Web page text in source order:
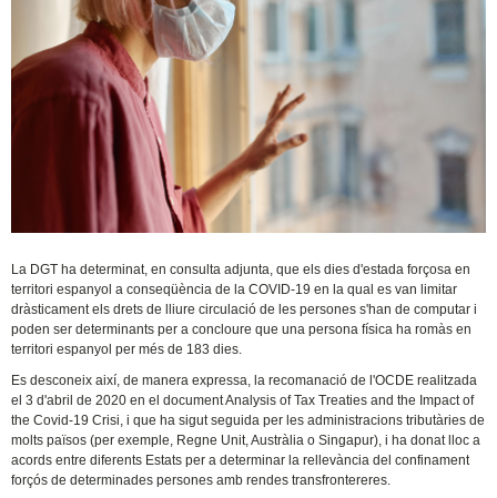
La DGT ha determinat, en consulta adjunta, que els dies d'estada forçosa en
territori espanyol a conseqüència de la COVID-19 en la qual es van limitar
dràsticament els drets de lliure circulació de les persones s'han de computar i
poden ser determinants per a concloure que una persona física ha romàs en
territori espanyol per més de 183 dies.
Es desconeix així, de manera expressa, la recomanació de l'OCDE realitzada
el 3 d'abril de 2020 en el document Analysis of Tax Treaties and the Impact of
the Covid-19 Crisi, i que ha sigut seguida per les administracions tributàries de
molts països (per exemple, Regne Unit, Austràlia o Singapur), i ha donat lloc a
acords entre diferents Estats per a determinar la rellevància del confinament
forçós de determinades persones amb rendes transfrontereres.